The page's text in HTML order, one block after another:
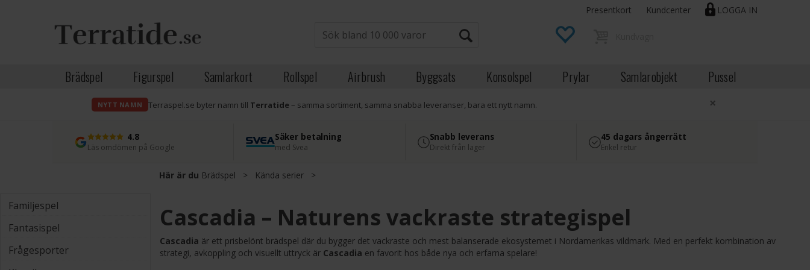
LOGGA IN
Presentkort Kundcenter
Brädspel Figurspel Samlarkort Rollspel Airbrush Byggsats Konsolspel Prylar Samlarobjekt Pussel
NYTT NAMN Terraspel.se byter namn till Terratide– samma sortiment, samma snabba leveranser, bara ett nytt namn. ×
4.8
Läs omdömen på Google
Säker betalning
med Svea
Snabb leverans
Direkt från lager
45 dagars ångerrätt
Enkel retur
Här är du Brädspel > Kända serier >
Familjespel
Fantasispel
Frågesporter
Cascadia – Naturens vackraste strategispel
Cascadia är ett prisbelönt brädspel där du bygger det vackraste och mest balanserade ekosystemet i Nordamerikas vildmark. Med en perfekt kombination av
strategi, avkoppling och visuellt uttryck är Cascadia en favorit hos både nya och erfarna spelare!